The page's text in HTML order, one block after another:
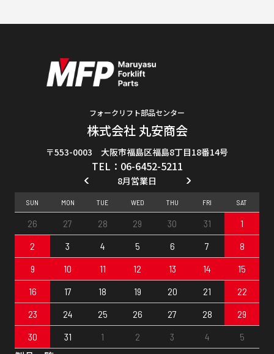
フォークリフト部品センター
株式会社 丸安商会
〒553-0003 大阪市福島区福島8丁目18番14号
TEL：06-6452-5211
8月営業日
SUN MON TUE WED THU FRI SAT
26 27 28 29 30 31
1
2
3 4 5 6 7
8
9
10 11 12 13 14
15
16
17 18 19 20 21
22
23
24 25 26 27 28
29
30
31 1 2 3 4 5